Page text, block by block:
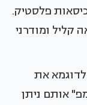
פלסטיק.
קליל ומודרני
לדוגמא את
אותם ניתן